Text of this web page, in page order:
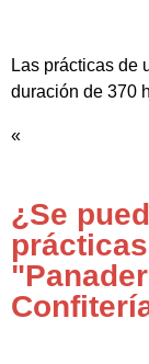
Las prácticas de
duración de 370
«
¿Se